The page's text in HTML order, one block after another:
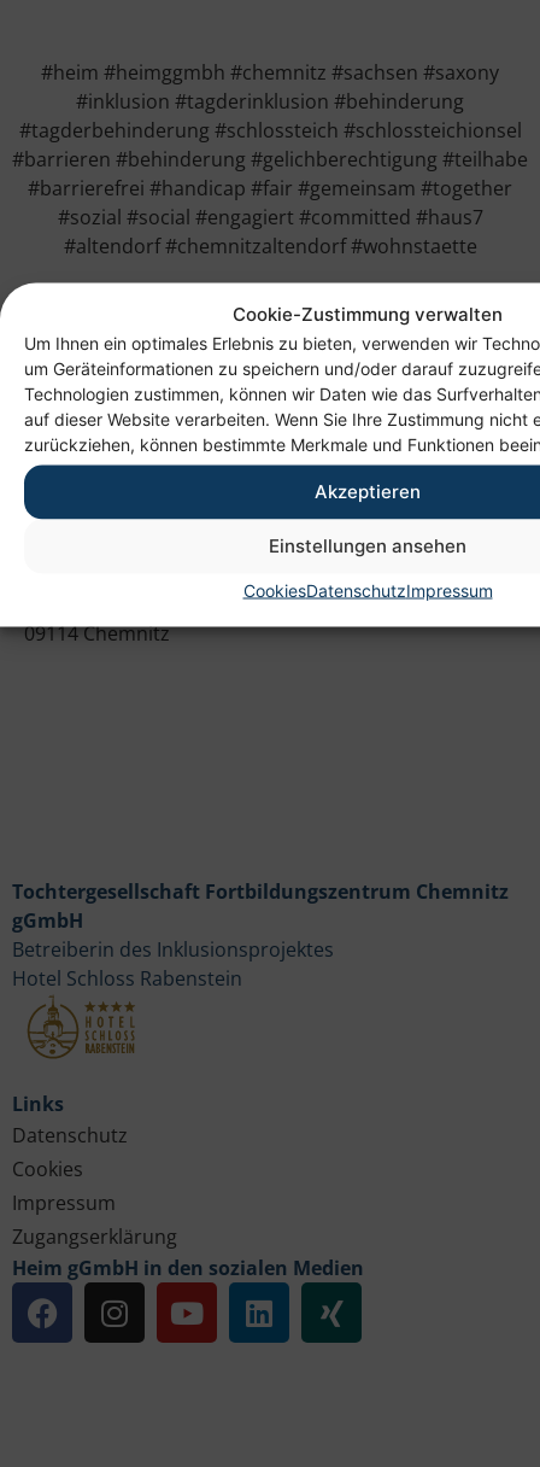
Cookie-Zustimmung verwalten
Um Ihnen ein optimales Erlebnis zu bieten, verwenden wir
um Geräteinformationen zu speichern und/oder darauf
Technologien zustimmen, können wir Daten wie das
auf dieser Website verarbeiten. Wenn Sie Ihre Zustimmung nicht
zurückziehen, können bestimmte Merkmale und Funktionen
Akzeptieren
Einstellungen ansehen
CookiesDatenschutzImpressum
#heim #heimggmbh #chemnitz #sachsen #saxony
#inklusion #tagderinklusion #behinderung
#tagderbehinderung #schlossteich #schlossteichionsel
#barrieren #behinderung #gelichberechtigung #teilhabe
#barrierefrei #handicap #fair #gemeinsam #together
#sozial #social #engagiert #committed #haus7
#altendorf #chemnitzaltendorf #wohnstaette
Anschrift
09114 Chemnitz
Links
Datenschutz
Cookies
Impressum
Zugangserklärung
Heim gGmbH in den sozialen Medien
Tochtergesellschaft Fortbildungszentrum Chemnitz
gGmbH
Betreiberin des Inklusionsprojektes
Hotel Schloss Rabenstein